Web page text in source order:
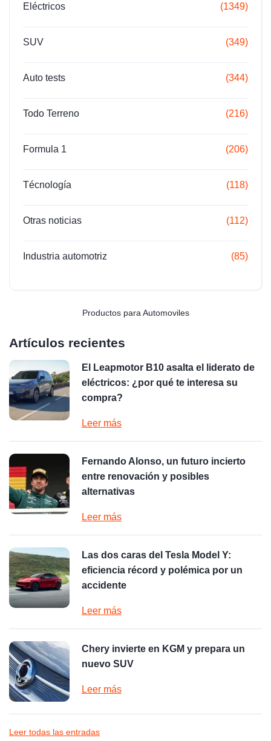
Eléctricos (1349)
SUV (349)
Auto tests (344)
Todo Terreno (216)
Formula 1 (206)
Técnología (118)
Otras noticias (112)
Industria automotriz (85)
Productos para Automoviles
Artículos recientes
El Leapmotor B10 asalta el liderato de
eléctricos: ¿por qué te interesa su
compra?
Leer más
Fernando Alonso, un futuro incierto
entre renovación y posibles
alternativas
Leer más
Las dos caras del Tesla Model Y:
eficiencia récord y polémica por un
accidente
Leer más
Chery invierte en KGM y prepara un
nuevo SUV
Leer más
Leer todas las entradas